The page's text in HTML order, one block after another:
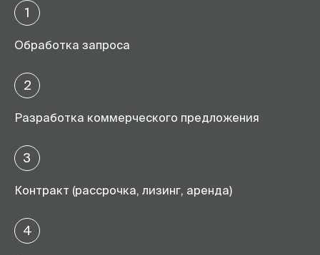
1
Обработка запроса
2
Разработка коммерческого предложения
3
Контракт (рассрочка, лизинг, аренда)
4